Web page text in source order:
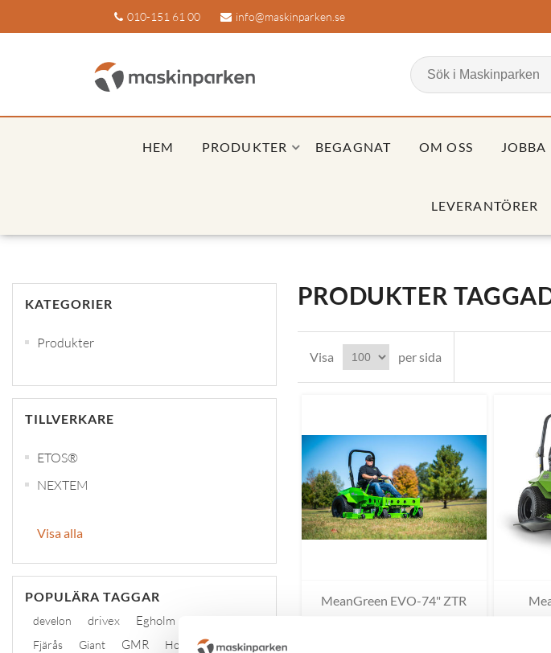
010-151 61 00 info@maskinparken.se
HEM PRODUKTER BEGAGNAT OM OSS JOBBA
LEVERANTÖRER
KATEGORIER
Produkter
TILLVERKARE
ETOS®
NEXTEM
Visa alla
POPULÄRA TAGGAR
develon drivex Egholm
Fjärås Giant GMR Honda
PRODUKTER
Visa per sida
MeanGreen EVO-74" ZTR